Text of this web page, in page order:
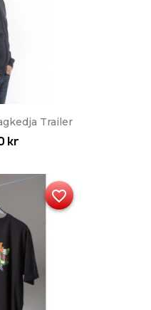
Trailer
kr
favorite_border